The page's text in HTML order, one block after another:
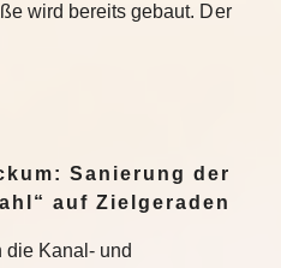
wird bereits gebaut. Der
Sanierung der
auf Zielgeraden
die Kanal- und